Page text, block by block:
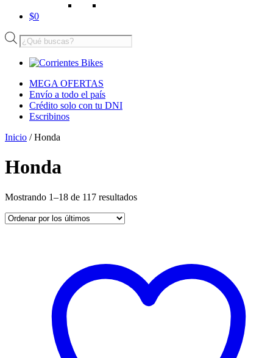
$0
Búsqueda
de
productos
MEGA OFERTAS
Envío a todo el país
Crédito solo con tu DNI
Escribinos
Inicio / Honda
Honda
Mostrando 1–18 de 117 resultadosOrdenado